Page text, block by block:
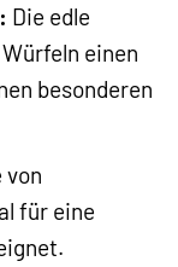
Die edle
einen
besonderen
von
für eine